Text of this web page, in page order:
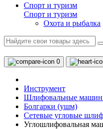
Спорт и туризм
Спорт и туризм
Охота и рыбалка
0
Инструмент
Шлифовальные
Болгарки (ушм)
Сетевые угловые
Углошлифовальная